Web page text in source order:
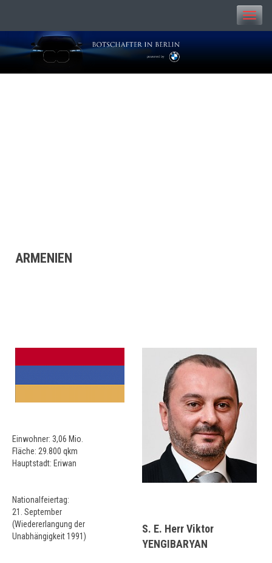
Toggle
BOTSCHAFTER IN
ARMENIEN
Einwohner: 3,06 Mio.
Fläche: 29.800 qkm
Hauptstadt: Eriwan
Nationalfeiertag:
21. September
(Wiedererlangung der
Unabhängigkeit 1991)
S. E. Herr Viktor
YENGIBARYAN